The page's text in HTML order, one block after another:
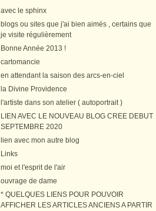
avec le sphinx
blogs ou sites que j'ai bien aimés , certains que
je visite régulièrement
Bonne Année 2013 !
cartomancie
en attendant la saison des arcs-en-ciel
la Divine Providence
l'artiste dans son atelier ( autoportrait )
LIEN AVEC LE NOUVEAU BLOG CREE DEBUT
SEPTEMBRE 2020
lien avec mon autre blog
Links
moi et l'esprit de l'air
ouvrage de dame
* QUELQUES LIENS POUR POUVOIR
AFFICHER LES ARTICLES ANCIENS A PARTIR